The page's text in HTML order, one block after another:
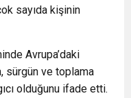
sayıda kişinin
Avrupa’daki
sürgün ve toplama
olduğunu ifade etti.